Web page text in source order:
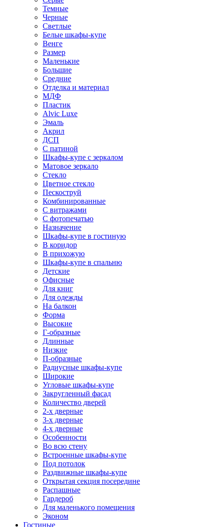
Темные
Черные
Светлые
Белые шкафы-купе
Венге
Размер
Маленькие
Большие
Средние
Отделка и материал
МДФ
Пластик
Alvic Luxe
Эмаль
Акрил
ДСП
С патиной
Шкафы-купе с зеркалом
Матовое зеркало
Стекло
Цветное стекло
Пескоструй
Комбинированные
С витражами
С фотопечатью
Назначение
Шкафы-купе в гостиную
В коридор
В прихожую
Шкафы-купе в спальню
Детские
Офисные
Для книг
Для одежды
На балкон
Форма
Высокие
Г-образные
Длинные
Низкие
П-образные
Радиусные шкафы-купе
Широкие
Угловые шкафы-купе
Закругленный фасад
Количество дверей
2-х дверные
3-х дверные
4-х дверные
Особенности
Во всю стену
Встроенные шкафы-купе
Под потолок
Раздвижные шкафы-купе
Открытая секция посередине
Распашные
Гардероб
Для маленького помещения
Эконом
Гостиные